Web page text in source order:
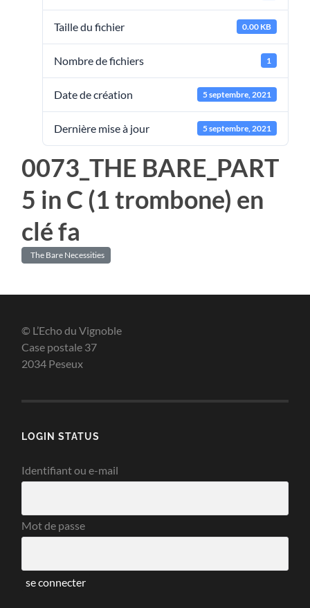
Taille du fichier 0.00 KB
Nombre de fichiers 1
Date de création 5 septembre, 2021
Dernière mise à jour 5 septembre, 2021
0073_THE BARE_PART
5 in C (1 trombone) en
clé fa
The Bare Necessities
© L’Echo du Vignoble
Case postale 37
2034 Peseux
LOGIN STATUS
Identifiant ou e-mail
Mot de passe